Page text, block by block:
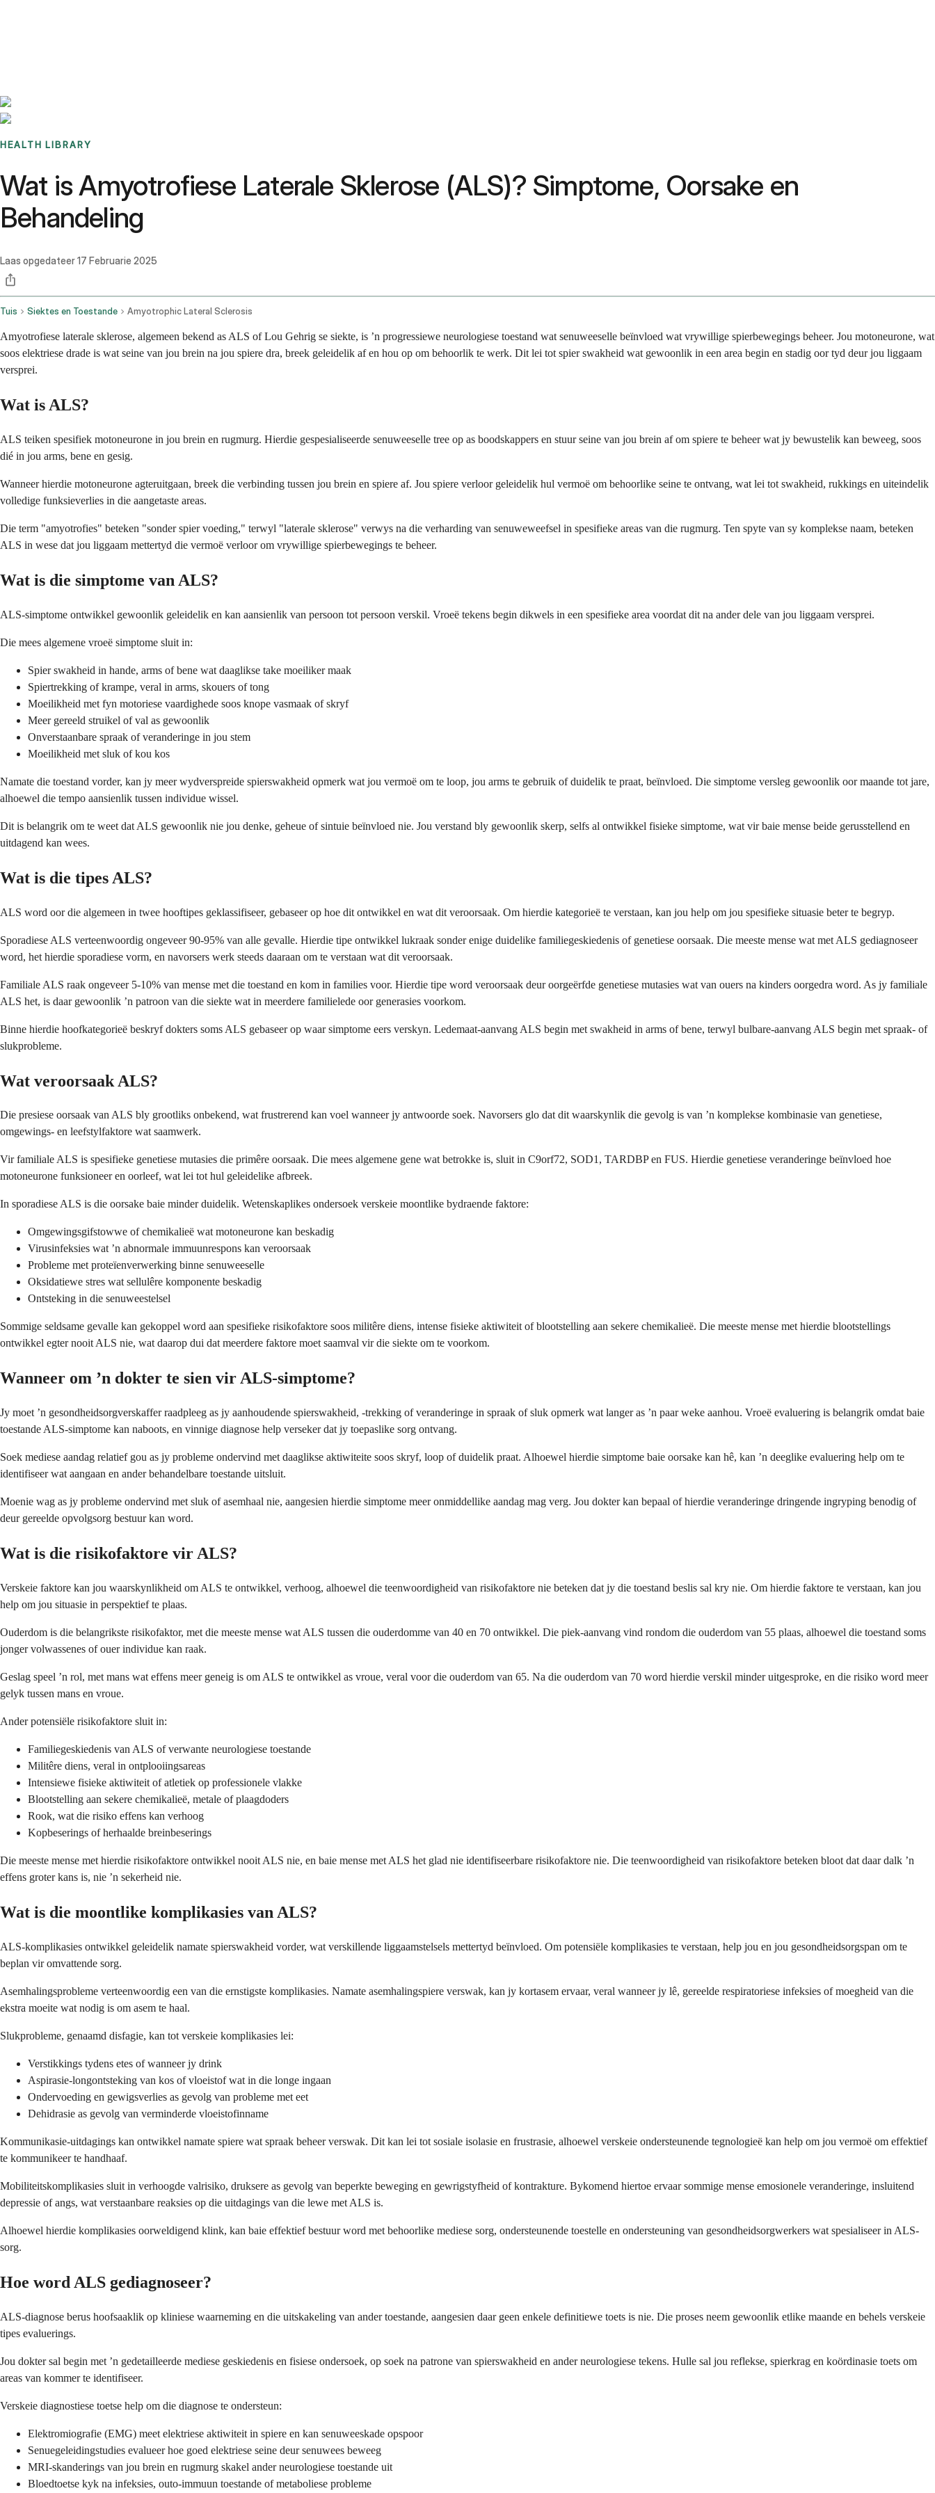
HEALTH LIBRARY
Wat is Amyotrofiese Laterale Sklerose (ALS)? Simptome, Oorsake en
Behandeling
Laas opgedateer17 Februarie 2025
Tuis Siektes en Toestande Amyotrophic Lateral Sclerosis
Amyotrofiese laterale sklerose, algemeen bekend as ALS of Lou Gehrig se siekte, is ’n progressiewe neurologiese toestand wat senuweeselle beïnvloed wat vrywillige spierbewegings beheer. Jou motoneurone, wat
soos elektriese drade is wat seine van jou brein na jou spiere dra, breek geleidelik af en hou op om behoorlik te werk. Dit lei tot spier swakheid wat gewoonlik in een area begin en stadig oor tyd deur jou liggaam
versprei.
Wat is ALS?
ALS teiken spesifiek motoneurone in jou brein en rugmurg. Hierdie gespesialiseerde senuweeselle tree op as boodskappers en stuur seine van jou brein af om spiere te beheer wat jy bewustelik kan beweeg, soos
dié in jou arms, bene en gesig.
Wanneer hierdie motoneurone agteruitgaan, breek die verbinding tussen jou brein en spiere af. Jou spiere verloor geleidelik hul vermoë om behoorlike seine te ontvang, wat lei tot swakheid, rukkings en uiteindelik
volledige funksieverlies in die aangetaste areas.
Die term "amyotrofies" beteken "sonder spier voeding," terwyl "laterale sklerose" verwys na die verharding van senuweweefsel in spesifieke areas van die rugmurg. Ten spyte van sy komplekse naam, beteken
ALS in wese dat jou liggaam mettertyd die vermoë verloor om vrywillige spierbewegings te beheer.
Wat is die simptome van ALS?
ALS-simptome ontwikkel gewoonlik geleidelik en kan aansienlik van persoon tot persoon verskil. Vroeë tekens begin dikwels in een spesifieke area voordat dit na ander dele van jou liggaam versprei.
Die mees algemene vroeë simptome sluit in:
Spier swakheid in hande, arms of bene wat daaglikse take moeiliker maak
Spiertrekking of krampe, veral in arms, skouers of tong
Moeilikheid met fyn motoriese vaardighede soos knope vasmaak of skryf
Meer gereeld struikel of val as gewoonlik
Onverstaanbare spraak of veranderinge in jou stem
Moeilikheid met sluk of kou kos
Namate die toestand vorder, kan jy meer wydverspreide spierswakheid opmerk wat jou vermoë om te loop, jou arms te gebruik of duidelik te praat, beïnvloed. Die simptome versleg gewoonlik oor maande tot jare,
alhoewel die tempo aansienlik tussen individue wissel.
Dit is belangrik om te weet dat ALS gewoonlik nie jou denke, geheue of sintuie beïnvloed nie. Jou verstand bly gewoonlik skerp, selfs al ontwikkel fisieke simptome, wat vir baie mense beide gerusstellend en
uitdagend kan wees.
Wat is die tipes ALS?
ALS word oor die algemeen in twee hooftipes geklassifiseer, gebaseer op hoe dit ontwikkel en wat dit veroorsaak. Om hierdie kategorieë te verstaan, kan jou help om jou spesifieke situasie beter te begryp.
Sporadiese ALS verteenwoordig ongeveer 90-95% van alle gevalle. Hierdie tipe ontwikkel lukraak sonder enige duidelike familiegeskiedenis of genetiese oorsaak. Die meeste mense wat met ALS gediagnoseer
word, het hierdie sporadiese vorm, en navorsers werk steeds daaraan om te verstaan wat dit veroorsaak.
Familiale ALS raak ongeveer 5-10% van mense met die toestand en kom in families voor. Hierdie tipe word veroorsaak deur oorgeërfde genetiese mutasies wat van ouers na kinders oorgedra word. As jy familiale
ALS het, is daar gewoonlik ’n patroon van die siekte wat in meerdere familielede oor generasies voorkom.
Binne hierdie hoofkategorieë beskryf dokters soms ALS gebaseer op waar simptome eers verskyn. Ledemaat-aanvang ALS begin met swakheid in arms of bene, terwyl bulbare-aanvang ALS begin met spraak- of
slukprobleme.
Wat veroorsaak ALS?
Die presiese oorsaak van ALS bly grootliks onbekend, wat frustrerend kan voel wanneer jy antwoorde soek. Navorsers glo dat dit waarskynlik die gevolg is van ’n komplekse kombinasie van genetiese,
omgewings- en leefstylfaktore wat saamwerk.
Vir familiale ALS is spesifieke genetiese mutasies die primêre oorsaak. Die mees algemene gene wat betrokke is, sluit in C9orf72, SOD1, TARDBP en FUS. Hierdie genetiese veranderinge beïnvloed hoe
motoneurone funksioneer en oorleef, wat lei tot hul geleidelike afbreek.
In sporadiese ALS is die oorsake baie minder duidelik. Wetenskaplikes ondersoek verskeie moontlike bydraende faktore:
Omgewingsgifstowwe of chemikalieë wat motoneurone kan beskadig
Virusinfeksies wat ’n abnormale immuunrespons kan veroorsaak
Probleme met proteïenverwerking binne senuweeselle
Oksidatiewe stres wat sellulêre komponente beskadig
Ontsteking in die senuweestelsel
Sommige seldsame gevalle kan gekoppel word aan spesifieke risikofaktore soos militêre diens, intense fisieke aktiwiteit of blootstelling aan sekere chemikalieë. Die meeste mense met hierdie blootstellings
ontwikkel egter nooit ALS nie, wat daarop dui dat meerdere faktore moet saamval vir die siekte om te voorkom.
Wanneer om ’n dokter te sien vir ALS-simptome?
Jy moet ’n gesondheidsorgverskaffer raadpleeg as jy aanhoudende spierswakheid, -trekking of veranderinge in spraak of sluk opmerk wat langer as ’n paar weke aanhou. Vroeë evaluering is belangrik omdat baie
toestande ALS-simptome kan naboots, en vinnige diagnose help verseker dat jy toepaslike sorg ontvang.
Soek mediese aandag relatief gou as jy probleme ondervind met daaglikse aktiwiteite soos skryf, loop of duidelik praat. Alhoewel hierdie simptome baie oorsake kan hê, kan ’n deeglike evaluering help om te
identifiseer wat aangaan en ander behandelbare toestande uitsluit.
Moenie wag as jy probleme ondervind met sluk of asemhaal nie, aangesien hierdie simptome meer onmiddellike aandag mag verg. Jou dokter kan bepaal of hierdie veranderinge dringende ingryping benodig of
deur gereelde opvolgsorg bestuur kan word.
Wat is die risikofaktore vir ALS?
Verskeie faktore kan jou waarskynlikheid om ALS te ontwikkel, verhoog, alhoewel die teenwoordigheid van risikofaktore nie beteken dat jy die toestand beslis sal kry nie. Om hierdie faktore te verstaan, kan jou
help om jou situasie in perspektief te plaas.
Ouderdom is die belangrikste risikofaktor, met die meeste mense wat ALS tussen die ouderdomme van 40 en 70 ontwikkel. Die piek-aanvang vind rondom die ouderdom van 55 plaas, alhoewel die toestand soms
jonger volwassenes of ouer individue kan raak.
Geslag speel ’n rol, met mans wat effens meer geneig is om ALS te ontwikkel as vroue, veral voor die ouderdom van 65. Na die ouderdom van 70 word hierdie verskil minder uitgesproke, en die risiko word meer
gelyk tussen mans en vroue.
Ander potensiële risikofaktore sluit in:
Familiegeskiedenis van ALS of verwante neurologiese toestande
Militêre diens, veral in ontplooiingsareas
Intensiewe fisieke aktiwiteit of atletiek op professionele vlakke
Blootstelling aan sekere chemikalieë, metale of plaagdoders
Rook, wat die risiko effens kan verhoog
Kopbeserings of herhaalde breinbeserings
Die meeste mense met hierdie risikofaktore ontwikkel nooit ALS nie, en baie mense met ALS het glad nie identifiseerbare risikofaktore nie. Die teenwoordigheid van risikofaktore beteken bloot dat daar dalk ’n
effens groter kans is, nie ’n sekerheid nie.
Wat is die moontlike komplikasies van ALS?
ALS-komplikasies ontwikkel geleidelik namate spierswakheid vorder, wat verskillende liggaamstelsels mettertyd beïnvloed. Om potensiële komplikasies te verstaan, help jou en jou gesondheidsorgspan om te
beplan vir omvattende sorg.
Asemhalingsprobleme verteenwoordig een van die ernstigste komplikasies. Namate asemhalingspiere verswak, kan jy kortasem ervaar, veral wanneer jy lê, gereelde respiratoriese infeksies of moegheid van die
ekstra moeite wat nodig is om asem te haal.
Slukprobleme, genaamd disfagie, kan tot verskeie komplikasies lei:
Verstikkings tydens etes of wanneer jy drink
Aspirasie-longontsteking van kos of vloeistof wat in die longe ingaan
Ondervoeding en gewigsverlies as gevolg van probleme met eet
Dehidrasie as gevolg van verminderde vloeistofinname
Kommunikasie-uitdagings kan ontwikkel namate spiere wat spraak beheer verswak. Dit kan lei tot sosiale isolasie en frustrasie, alhoewel verskeie ondersteunende tegnologieë kan help om jou vermoë om effektief
te kommunikeer te handhaaf.
Mobiliteitskomplikasies sluit in verhoogde valrisiko, druksere as gevolg van beperkte beweging en gewrigstyfheid of kontrakture. Bykomend hiertoe ervaar sommige mense emosionele veranderinge, insluitend
depressie of angs, wat verstaanbare reaksies op die uitdagings van die lewe met ALS is.
Alhoewel hierdie komplikasies oorweldigend klink, kan baie effektief bestuur word met behoorlike mediese sorg, ondersteunende toestelle en ondersteuning van gesondheidsorgwerkers wat spesialiseer in ALS-
sorg.
Hoe word ALS gediagnoseer?
ALS-diagnose berus hoofsaaklik op kliniese waarneming en die uitskakeling van ander toestande, aangesien daar geen enkele definitiewe toets is nie. Die proses neem gewoonlik etlike maande en behels verskeie
tipes evaluerings.
Jou dokter sal begin met ’n gedetailleerde mediese geskiedenis en fisiese ondersoek, op soek na patrone van spierswakheid en ander neurologiese tekens. Hulle sal jou reflekse, spierkrag en koördinasie toets om
areas van kommer te identifiseer.
Verskeie diagnostiese toetse help om die diagnose te ondersteun:
Elektromiografie (EMG) meet elektriese aktiwiteit in spiere en kan senuweeskade opspoor
Senuegeleidingstudies evalueer hoe goed elektriese seine deur senuwees beweeg
MRI-skanderings van jou brein en rugmurg skakel ander neurologiese toestande uit
Bloedtoetse kyk na infeksies, outo-immuun toestande of metaboliese probleme